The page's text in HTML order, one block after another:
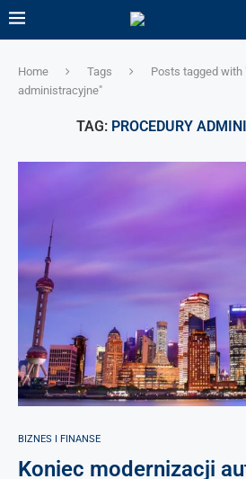
Home Tags
Posts tagged with
administracyjne"
TAG: PROCEDURY
BIZNES I FINANSE
Koniec modernizacji